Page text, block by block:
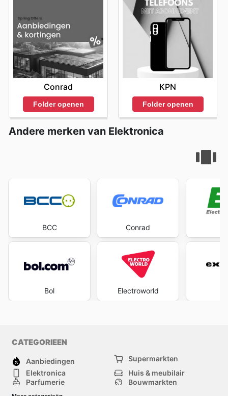
Conrad
Folder openen
KPN
Folder openen
Andere merken van Elektronica
BCC
Bol
Conrad
Electroworld
CATEGORIEEN
Aanbiedingen
Supermarkten
Elektronica
Huis & meubilair
Parfumerie
Bouwmarkten